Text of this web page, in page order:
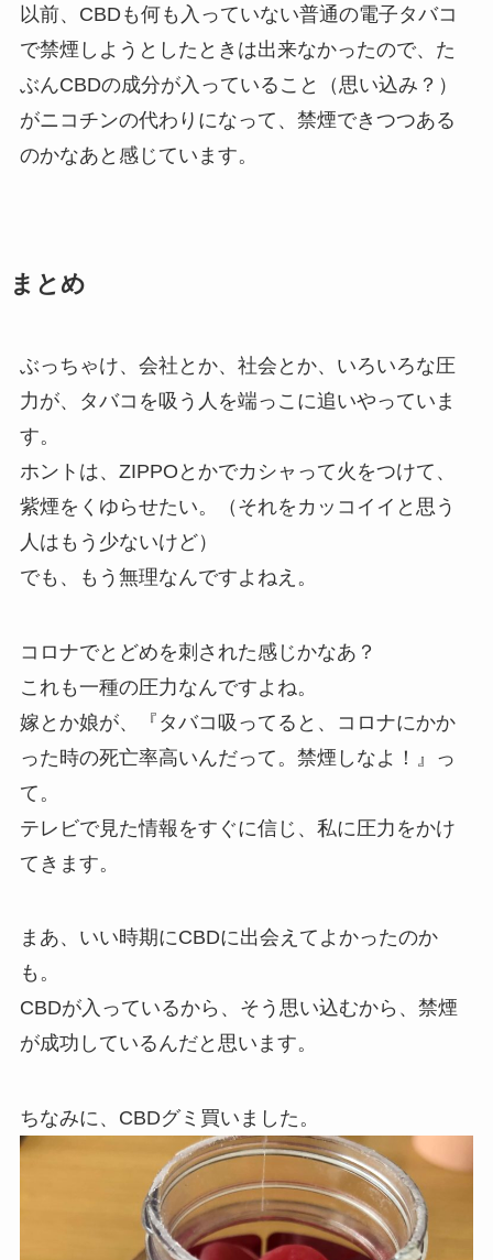
以前、CBDも何も入っていない普通の電子タバコ
で禁煙しようとしたときは出来なかったので、た
ぶんCBDの成分が入っていること（思い込み？）
がニコチンの代わりになって、禁煙できつつある
のかなあと感じています。
まとめ
ぶっちゃけ、会社とか、社会とか、いろいろな圧
力が、タバコを吸う人を端っこに追いやっていま
す。
ホントは、ZIPPOとかでカシャって火をつけて、
紫煙をくゆらせたい。（それをカッコイイと思う
人はもう少ないけど）
でも、もう無理なんですよねえ。
コロナでとどめを刺された感じかなあ？
これも一種の圧力なんですよね。
嫁とか娘が、『タバコ吸ってると、コロナにかか
った時の死亡率高いんだって。禁煙しなよ！』っ
て。
テレビで見た情報をすぐに信じ、私に圧力をかけ
てきます。
まあ、 いい時期にCBDに出会えてよかったのか
も。
CBDが入っているから、そう思い込むから、禁煙
が成功しているんだと思います。
ちなみに、CBDグミ買いました。